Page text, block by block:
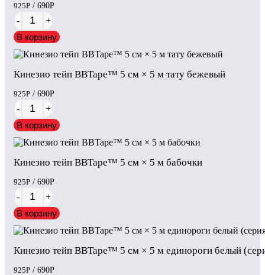
925Р / 690Р
-
+
В корзину
Кинезио тейп BBTape™ 5 см × 5 м тату бежевый
925Р / 690Р
-
+
В корзину
Кинезио тейп BBTape™ 5 см × 5 м бабочки
925Р / 690Р
-
+
В корзину
Кинезио тейп BBTape™ 5 см × 5 м единороги белый
925Р / 690Р